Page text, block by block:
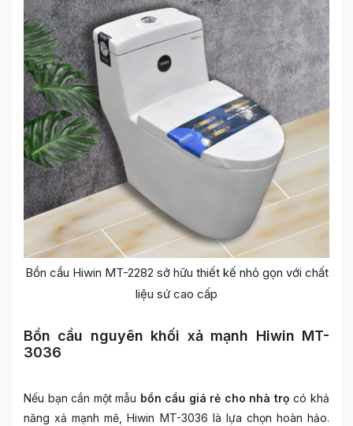
Bồn cầu Hiwin MT-2282 sở hữu thiết kế nhỏ gọn với chất
liệu sứ cao cấp
Bồn cầu nguyên khối xả mạnh Hiwin MT-
3036
Nếu bạn cần một mẫu bồn cầu giá rẻ cho nhà trọ có khả
năng xả mạnh mẽ, Hiwin MT-3036 là lựa chọn hoàn hảo.